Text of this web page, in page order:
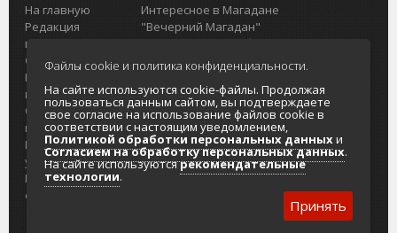
На главную
Редакция
портала
О проекте
Реклама на
портале
Отзывы и
предложения
Интернет-
услуги
Разработка
сайтов
Интересное в Магадане
"Вечерний Магадан"
Городская доска объявлений
Реклама
Главный туристический портал
Колымы
Политика в отношении обработки
персональных данных
Согласие на обработку персональных
данных
Файлы cookie и политика конфиденциальности.
На сайте используются cookie-файлы. Продолжая
пользоваться данным сайтом, вы подтверждаете
свое согласие на использование файлов cookie в
соответствии с настоящим уведомлением,
Политикой обработки персональных данныхи
Согласием на обработку персональных данных.
На сайте используютсярекомендательные
технологии.
Принять